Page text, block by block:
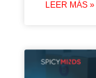
LEER MÁS »